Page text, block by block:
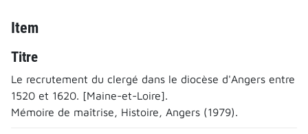
Item
Titre
Le recrutement du clergé dans le diocèse d'Angers entre
1520 et 1620. [Maine-et-Loire].
Mémoire de maîtrise, Histoire, Angers (1979).